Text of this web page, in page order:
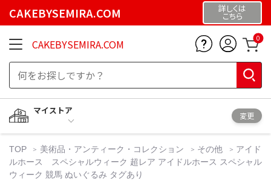
CAKEBYSEMIRA.COM 詳しくは
こちら
CAKEBYSEMIRA.COM 0
マイストア
変更
TOP 美術品・アンティーク・コレクション その他
アイド
ルホース スペシャルウィーク 超レア アイドルホース スペシャル
ウィーク 競馬 ぬいぐるみ タグあり